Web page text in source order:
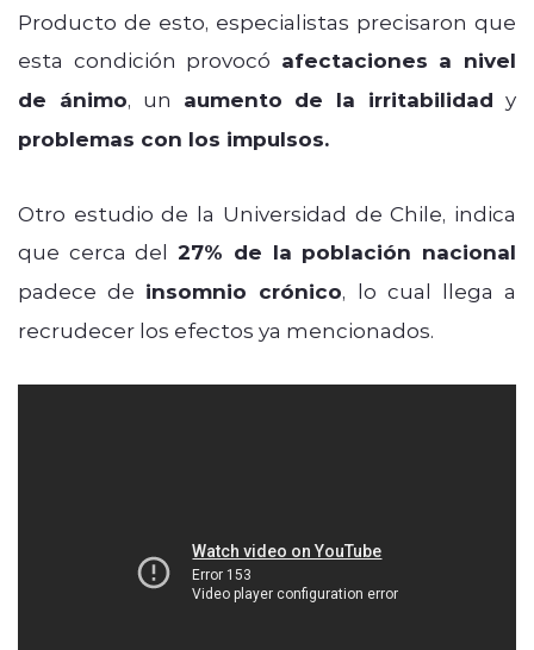
Producto de esto, especialistas precisaron que
esta condición provocó afectaciones a nivel
de ánimo, un aumento de la irritabilidad y
problemas con los impulsos.
Otro estudio de la Universidad de Chile, indica
que cerca del27% de la población nacional
padece de insomnio crónico, lo cual llega a
recrudecer los efectos ya mencionados.